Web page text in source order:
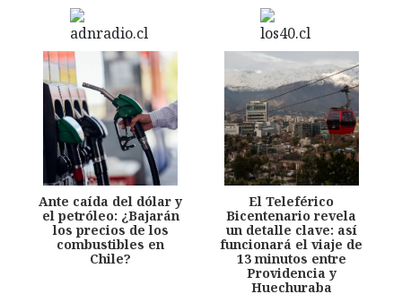
Ante caída del dólar y
el petróleo: ¿Bajarán
los precios de los
combustibles en
Chile?
El Teleférico
Bicentenario revela
un detalle clave: así
funcionará el viaje de
13 minutos entre
Providencia y
Huechuraba